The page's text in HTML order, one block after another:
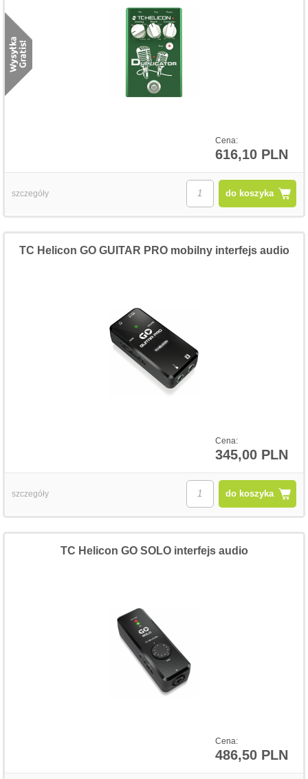
Cena:
616,10 PLN
do koszyka
szczegóły
Cena:
345,00 PLN
TC Helicon GO GUITAR PRO mobilny interfejs audio
do koszyka
szczegóły
Cena:
486,50 PLN
TC Helicon GO SOLO interfejs audio